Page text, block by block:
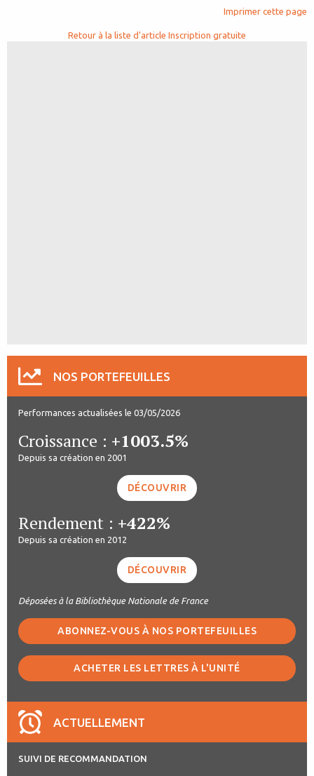
Imprimer cette page
Retour à la liste d'article Inscription gratuite
NOS PORTEFEUILLES
Performances actualisées le 03/05/2026
Croissance : +1003.5%
Depuis sa création en 2001
DÉCOUVRIR
Rendement : +422%
Depuis sa création en 2012
DÉCOUVRIR
Déposées à la Bibliothèque Nationale de France
ABONNEZ-VOUS À NOS PORTEFEUILLES
ACHETER LES LETTRES À L'UNITÉ
ACTUELLEMENT
SUIVI DE RECOMMANDATION